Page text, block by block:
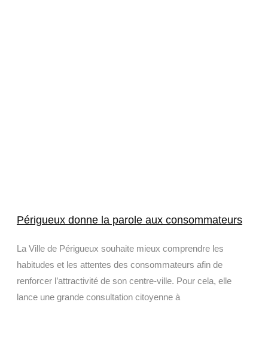
Périgueux donne la parole aux consommateurs
La Ville de Périgueux souhaite mieux comprendre les
habitudes et les attentes des consommateurs afin de
renforcer l’attractivité de son centre-ville. Pour cela, elle
lance une grande consultation citoyenne à